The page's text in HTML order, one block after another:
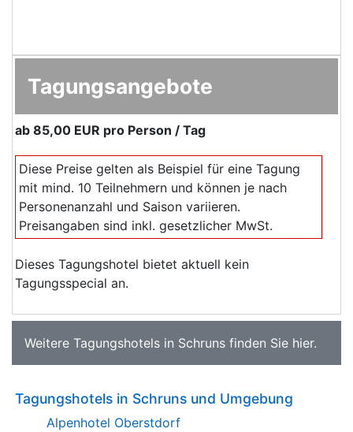
Tagungsangebote
ab 85,00 EUR pro Person / Tag
Diese Preise gelten als Beispiel für eine Tagung
mit mind. 10 Teilnehmern und können je nach
Personenanzahl und Saison variieren.
Preisangaben sind inkl. gesetzlicher MwSt.
Dieses Tagungshotel bietet aktuell kein
Tagungsspecial an.
Weitere Tagungshotels in Schruns finden Sie hier.
Tagungshotels in Schruns und Umgebung
Alpenhotel Oberstdorf